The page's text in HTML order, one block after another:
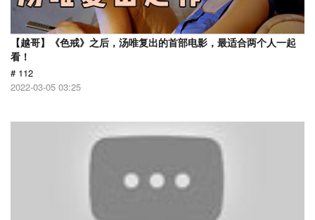
【越哥】《色戒》之后，汤唯复出的首部电影，最适合两个人一起
看！
# 112
2022-03-05 03:25